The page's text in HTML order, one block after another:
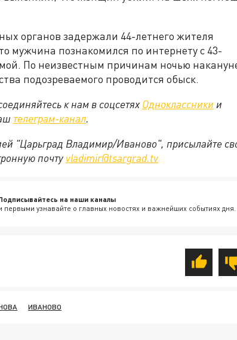
органов задержали 44-летнего жителя
мужчина познакомился по интернету с 43-
По неизвестным причинам ночью
подозреваемого проводится обыск.
к нам в соцсетях Одноклассники и
телеграм-канал.
"Царьград Владимир/Иваново", присылайте
почту vladimir@tsargrad.tv
на наши каналы
первыми узнавайте о главных новостях и важнейших событиях дня.
ИВАНОВО